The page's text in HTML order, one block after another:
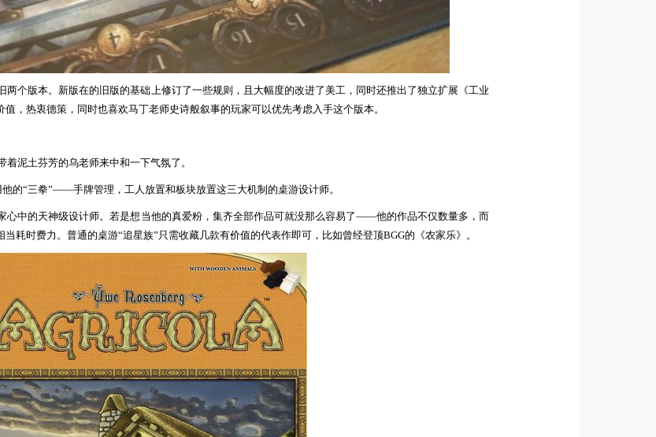
两个版本。新版在的旧版的基础上修订了一些规则，且大幅度的改进了美工，同时还推出了独立扩展《工业
，热衷德策，同时也喜欢马丁老师史诗般叙事的玩家可以优先考虑入手这个版本。
泥土芬芳的乌老师来中和一下气氛了。
的“三拳”——手牌管理 ， 工人放置和板块放置这三大机制的桌游设计师。
心中的天神级设计师。若是想当他的真爱粉，集齐全部作品可就没那么容易了——他的作品不仅数量多，而
耗时费力。 普通的桌游“追星族”只需收藏几款有价值的代表作即可 ，比如曾经登顶BGG的《农家乐》。